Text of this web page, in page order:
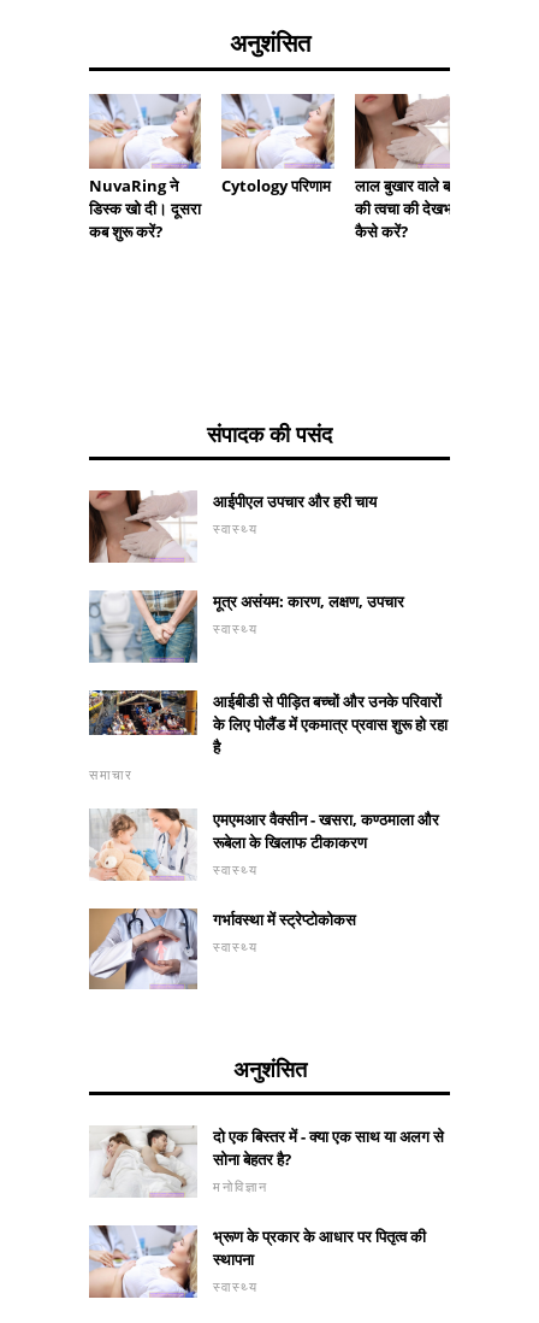
अनुशंसित
NuvaRing ने
डिस्क खो दी। दूसरा
कब शुरू करें?
Cytology परिणाम
लाल बुखार वाले बच्चे
की त्वचा की देखभाल
कैसे करें?
संपादक की पसंद
आईपीएल उपचार और हरी चाय
स्वास्थ्य
मूत्र असंयम: कारण, लक्षण, उपचार
स्वास्थ्य
आईबीडी से पीड़ित बच्चों और उनके परिवारों
के लिए पोलैंड में एकमात्र प्रवास शुरू हो रहा
है
समाचार
एमएमआर वैक्सीन - खसरा, कण्ठमाला और
रूबेला के खिलाफ टीकाकरण
स्वास्थ्य
गर्भावस्था में स्ट्रेप्टोकोकस
स्वास्थ्य
अनुशंसित
दो एक बिस्तर में - क्या एक साथ या अलग से
सोना बेहतर है?
मनोविज्ञान
भ्रूण के प्रकार के आधार पर पितृत्व की
स्थापना
स्वास्थ्य